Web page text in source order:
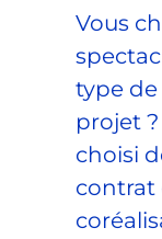
Vous
type
projet
choisi
contrat